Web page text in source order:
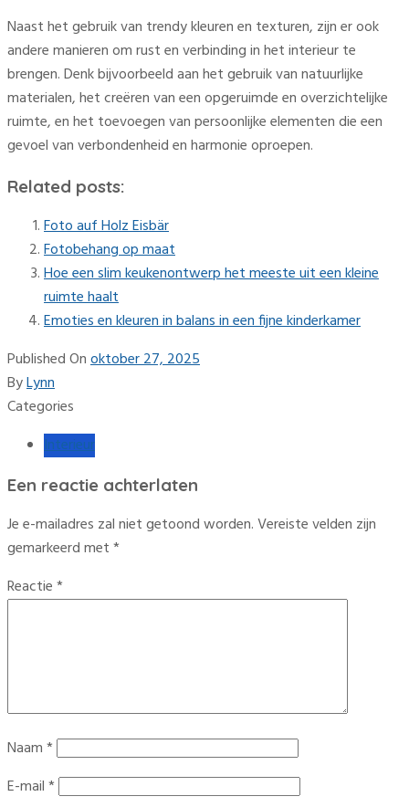
Naast het gebruik van trendy kleuren en texturen, zijn er ook
andere manieren om rust en verbinding in het interieur te
brengen. Denk bijvoorbeeld aan het gebruik van natuurlijke
materialen, het creëren van een opgeruimde en overzichtelijke
ruimte, en het toevoegen van persoonlijke elementen die een
gevoel van verbondenheid en harmonie oproepen.
Related posts:
Foto auf Holz Eisbär
Fotobehang op maat
Hoe een slim keukenontwerp het meeste uit een kleine
ruimte haalt
Emoties en kleuren in balans in een fijne kinderkamer
Published Onoktober 27, 2025
ByLynn
Categories
Interieur
Een reactie achterlaten
Je e-mailadres zal niet getoond worden.Vereiste velden zijn
gemarkeerd met*
Reactie*
Naam*
E-mail*